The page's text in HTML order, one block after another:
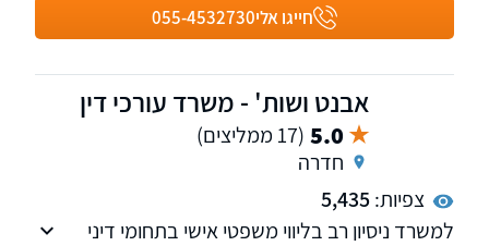
חייגו אלי055-4532730
אבנט ושות' - משרד עורכי דין
5.0 (17 ממליצים)
חדרה
צפיות:5,435
למשרד ניסיון רב בליווי משפטי אישי בתחומי דיני